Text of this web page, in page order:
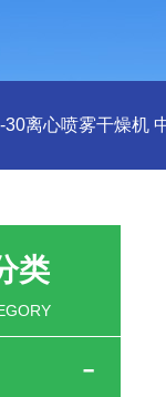
30离心喷雾干燥机
类